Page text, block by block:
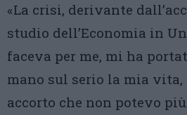
«La crisi, derivante
studio dell’Economia in
faceva per me, mi ha
mano sul serio la mia vita,
accorto che non potevo